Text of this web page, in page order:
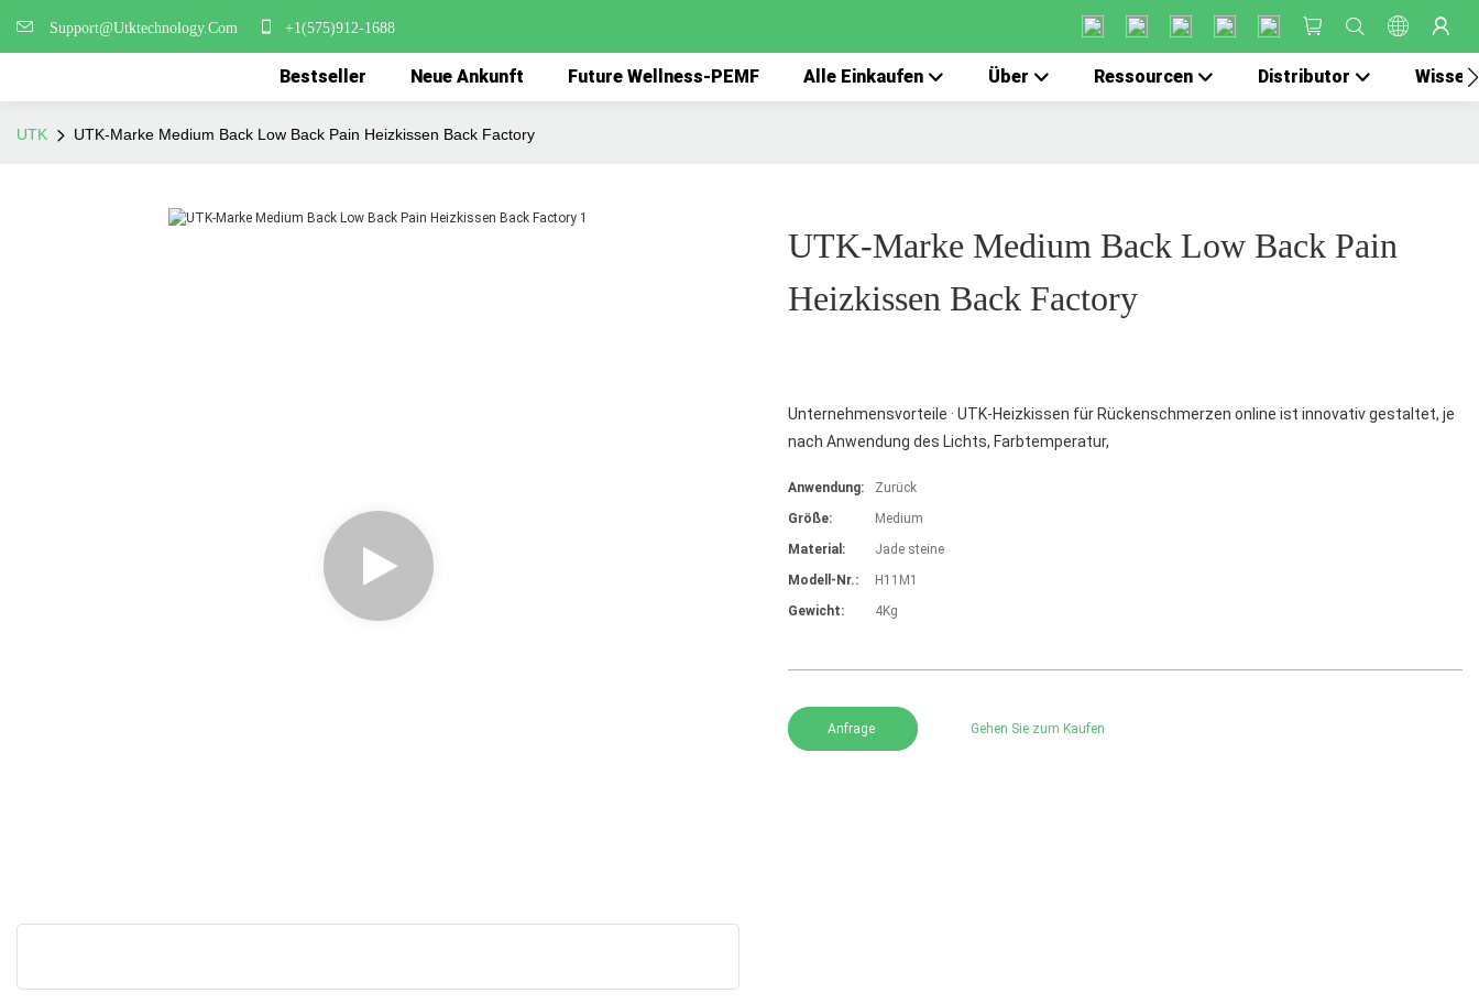
Support@Utktechnology.Com +1(575)912-1688
Bestseller Neue Ankunft Future Wellness-PEMF Alle Einkaufen Über Ressourcen Distributor Wissen
UTK UTK-Marke Medium Back Low Back Pain Heizkissen Back Factory
UTK-Marke Medium Back Low Back Pain
Heizkissen Back Factory
Unternehmensvorteile · UTK-Heizkissen für Rückenschmerzen online ist innovativ gestaltet, je
nach Anwendung des Lichts, Farbtemperatur,
Anwendung:
Zurück
Größe:
Medium
Material:
Jade steine
Modell-Nr.:
H11M1
Gewicht:
4Kg
Anfrage Gehen Sie zum Kaufen